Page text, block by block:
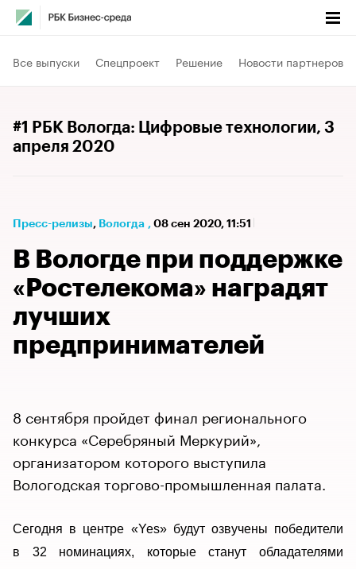
Все выпуски Спецпроект Решение Новости партнеров
#1 РБК Вологда: Цифровые технологии, 3
апреля 2020
Пресс-релизы⁠, Вологда , 08 сен 2020, 11:51
В Вологде при поддержке
«Ростелекома» наградят
лучших
предпринимателей
8 сентября пройдет финал регионального
конкурса «Серебряный Меркурий»,
организатором которого выступила
Вологодская торгово-промышленная палата.
Сегодня в центре «Yes» будут озвучены победители
в 32 номинациях, которые станут обладателями